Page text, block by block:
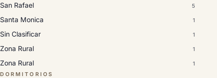
San Rafael 5
Santa Monica 1
Sin Clasificar 1
Zona Rural 1
Zona Rural
1
DORMITORIOS